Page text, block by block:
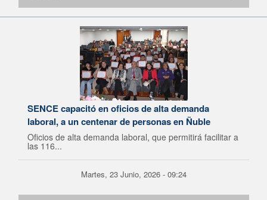
SENCE capacitó en oficios de alta demanda
laboral, a un centenar de personas en Ñuble
Oficios de alta demanda laboral, que permitirá facilitar a
las 116...
Martes, 23 Junio, 2026 - 09:24